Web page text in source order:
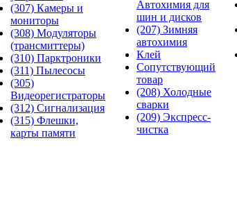
(307) Камеры и
мониторы
(308) Модуляторы
(трансмиттеры)
(310) Парктроники
(311) Пылесосы
(305)
Видеорегистраторы
(312) Сигнализация
(315) Флешки,
карты памяти
Автохимия для
шин и дисков
(207) Зимняя
автохимия
Клей
Сопутствующий
товар
(208) Холодные
сварки
(209) Экспреcс-
чистка